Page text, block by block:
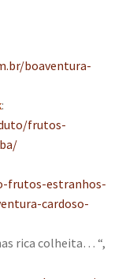
boaventura-
:
frutos-
frutos-estranhos-
cardoso-
rica colheita… “,